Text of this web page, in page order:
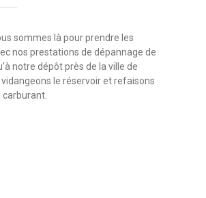
sommes là pour prendre les
nos prestations de dépannage de
notre dépôt près de la ville de
le réservoir et refaisons
carburant.